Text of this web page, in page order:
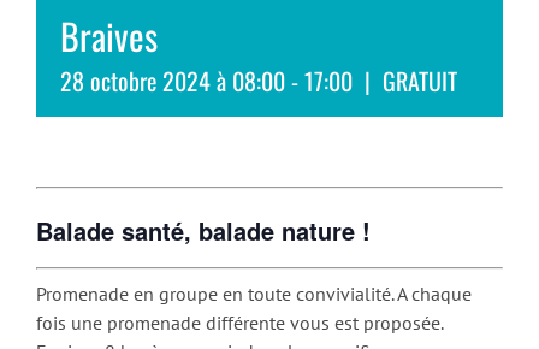
Braives
28 octobre 2024 à 08:00-17:00 | GRATUIT
Balade santé, balade nature !
Promenade en groupe en toute convivialité. A chaque
fois une promenade différente vous est proposée.